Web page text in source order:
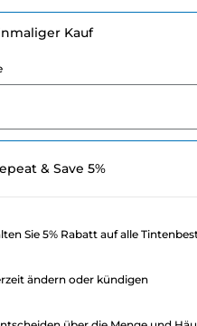
Kauf
& Save 5%
Sie 5% Rabatt auf alle
ändern oder kündigen